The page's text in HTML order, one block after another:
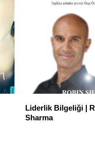
Liderlik Bilgeliği |
Sharma